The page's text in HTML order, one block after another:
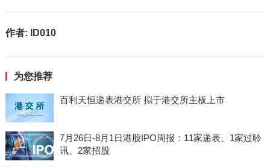
作者: ID010
为您推荐
百利天恒递表港交所 拟于港交所主板上市
7月26日-8月1日港股IPO周报：11家递表、1家过聆
讯、2家招股